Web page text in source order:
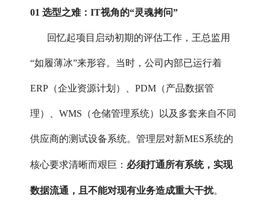
01 选型之难：IT视角的“灵魂拷问”
回忆起项目启动初期的评估工作，王总监用
“如履薄冰”来形容。当时，公司内部已运行着
ERP（企业资源计划）、PDM（产品数据管
理）、WMS（仓储管理系统）以及多套来自不同
供应商的测试设备系统。管理层对新MES系统的
核心要求清晰而艰巨： 必须打通所有系统，实现
数据流通，且不能对现有业务造成重大干扰。